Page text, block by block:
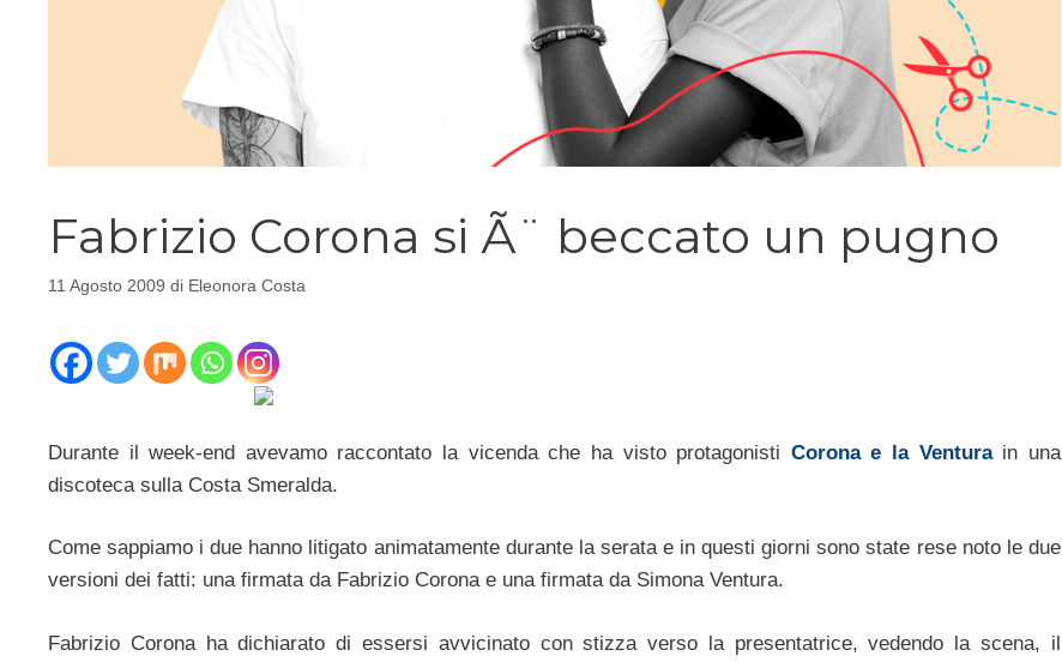
Fabrizio Corona si Ã¨ beccato un pugno
11 Agosto 2009 di Eleonora Costa
Durante il week-end avevamo raccontato la vicenda che ha visto protagonisti Corona e la Venturain una
discoteca sulla Costa Smeralda.
Come sappiamo i due hanno litigato animatamente durante la serata e in questi giorni sono state rese noto le due
versioni dei fatti: una firmata da Fabrizio Corona e una firmata da Simona Ventura.
Fabrizio Corona ha dichiarato di essersi avvicinato con stizza verso la presentatrice, vedendo la scena, il